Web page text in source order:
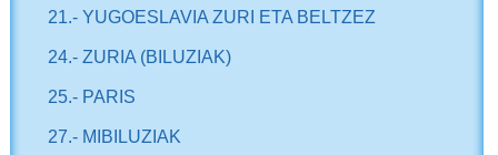
21.- YUGOESLAVIA ZURI ETA BELTZEZ
24.- ZURIA (BILUZIAK)
25.- PARIS
27.- MIBILUZIAK